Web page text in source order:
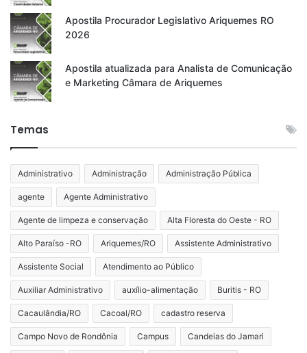
Apostila Procurador Legislativo Ariquemes RO
2026
Apostila atualizada para Analista de Comunicação
e Marketing Câmara de Ariquemes
Temas
Administrativo Administração Administração Pública
agente Agente Administrativo
Agente de limpeza e conservação Alta Floresta do Oeste - RO
Alto Paraíso -RO Ariquemes/RO Assistente Administrativo
Assistente Social Atendimento ao Público
Auxiliar Administrativo auxílio-alimentação Buritis - RO
Cacaulândia/RO Cacoal/RO cadastro reserva
Campo Novo de Rondônia Campus Candeias do Jamari